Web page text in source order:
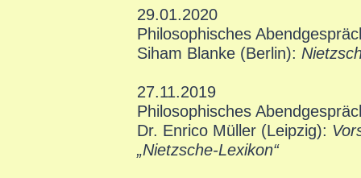
29.01.2020
Philosophisches
Siham Blanke (Berlin):
27.11.2019
Philosophisches
Dr. Enrico Müller (Leipzig):
„Nietzsche-Lexikon“